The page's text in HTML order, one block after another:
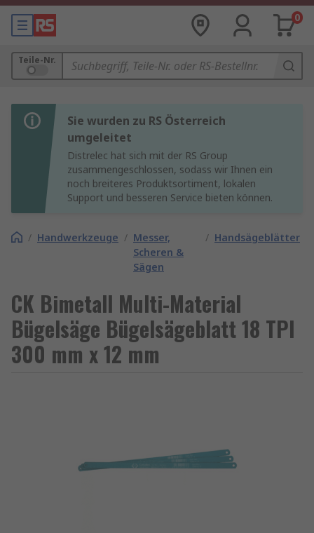
0
Teile-Nr.
Sie wurden zu RS Österreich
umgeleitet
Distrelec hat sich mit der RS Group
zusammengeschlossen, sodass wir Ihnen ein
noch breiteres Produktsortiment, lokalen
Support und besseren Service bieten können.
/ Handwerkzeuge / Messer,
Scheren &
Sägen
/ Handsägeblätter
CK Bimetall Multi-Material
Bügelsäge Bügelsägeblatt 18 TPI
300 mm x 12 mm